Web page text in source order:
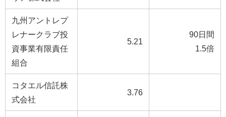
九州アントレプ
レナークラブ投
資事業有限責任
組合
5.21
90日間
1.5倍
コタエル信託株
式会社
3.76